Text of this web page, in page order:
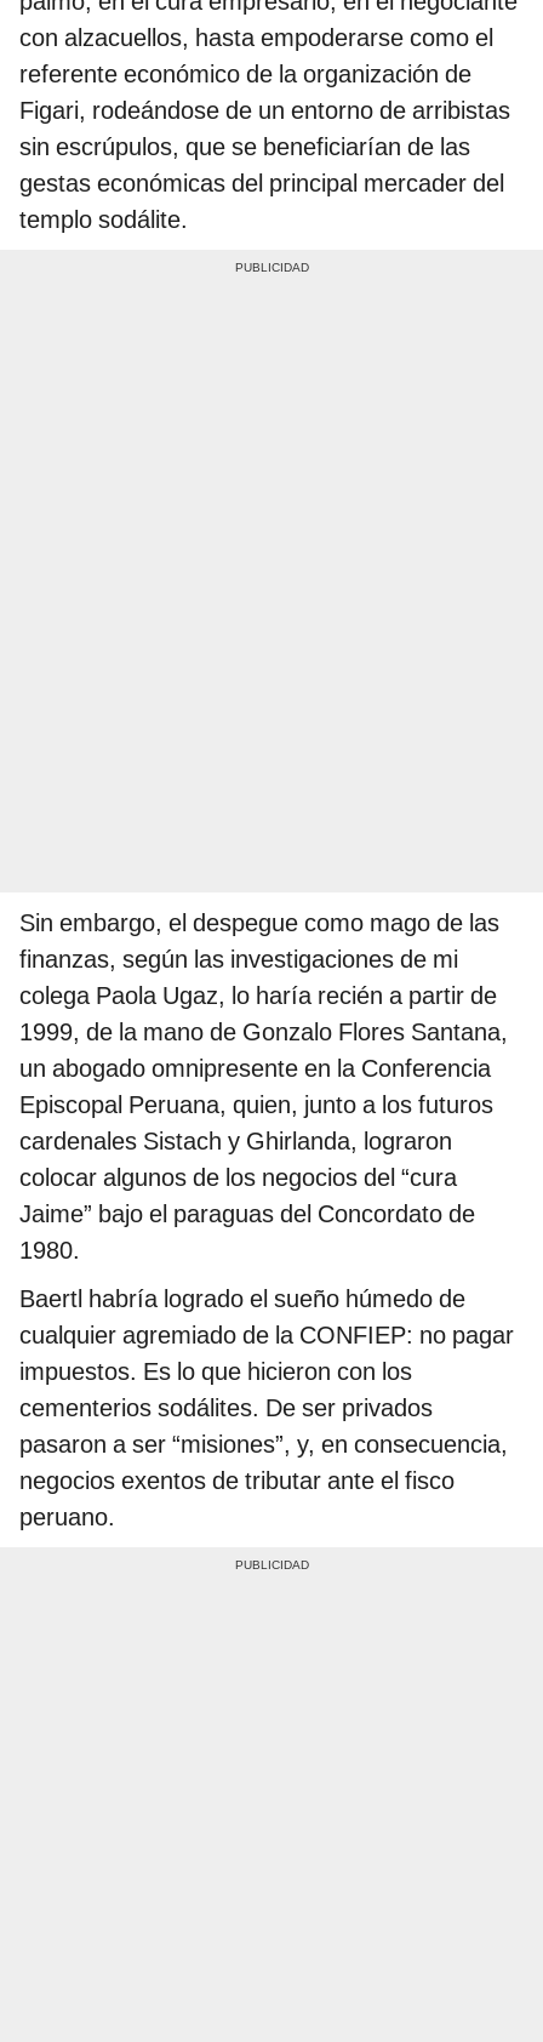
con alzacuellos, hasta empoderarse como el
referente económico de la organización de
Figari, rodeándose de un entorno de arribistas
sin escrúpulos, que se beneficiarían de las
gestas económicas del principal mercader del
templo sodálite.
Sin embargo, el despegue como mago de las
finanzas, según las investigaciones de mi
colega Paola Ugaz, lo haría recién a partir de
1999, de la mano de Gonzalo Flores Santana,
un abogado omnipresente en la Conferencia
Episcopal Peruana, quien, junto a los futuros
cardenales Sistach y Ghirlanda, lograron
colocar algunos de los negocios del “cura
Jaime” bajo el paraguas del Concordato de
1980.
Baertl habría logrado el sueño húmedo de
cualquier agremiado de la CONFIEP: no pagar
impuestos. Es lo que hicieron con los
cementerios sodálites. De ser privados
pasaron a ser “misiones”, y, en consecuencia,
negocios exentos de tributar ante el fisco
peruano.